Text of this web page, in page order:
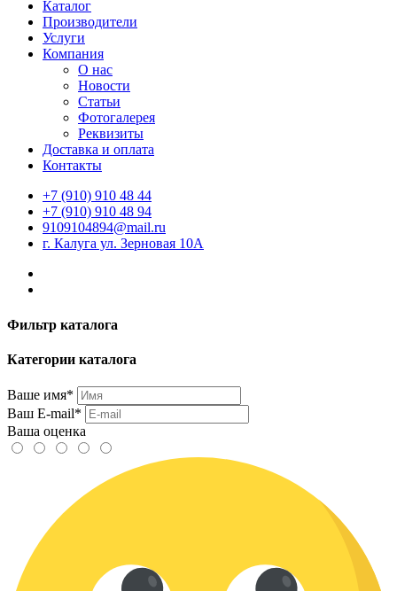
Каталог
Производители
Услуги
Компания
О нас
Новости
Статьи
Фотогалерея
Реквизиты
Доставка и оплата
Контакты
+7 (910) 910 48 44
+7 (910) 910 48 94
9109104894@mail.ru
г. Калуга ул. Зерновая 10А
Фильтр каталога
Категории каталога
Ваше имя*
Ваш E-mail*
Ваша оценка